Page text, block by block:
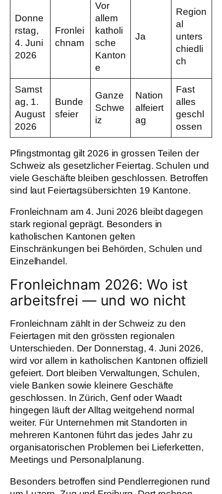
Donne
rstag,
4. Juni
2026
Fronlei
chnam
Vor
allem
katholi
sche
Kanton
e
Ja
Region
al
unters
chiedli
ch
Samst
ag, 1.
August
2026
Bunde
sfeier
Ganze
Schwe
iz
Nation
alfeiert
ag
Fast
alles
geschl
ossen
Pfingstmontag gilt 2026 in grossen Teilen der
Schweiz als gesetzlicher Feiertag. Schulen und
viele Geschäfte bleiben geschlossen. Betroffen
sind laut Feiertagsübersichten 19 Kantone.
Fronleichnam am 4. Juni 2026 bleibt dagegen
stark regional geprägt. Besonders in
katholischen Kantonen gelten
Einschränkungen bei Behörden, Schulen und
Einzelhandel.
Fronleichnam 2026: Wo ist
arbeitsfrei — und wo nicht
Fronleichnam zählt in der Schweiz zu den
Feiertagen mit den grössten regionalen
Unterschieden. Der Donnerstag, 4. Juni 2026,
wird vor allem in katholischen Kantonen offiziell
gefeiert. Dort bleiben Verwaltungen, Schulen,
viele Banken sowie kleinere Geschäfte
geschlossen. In Zürich, Genf oder Waadt
hingegen läuft der Alltag weitgehend normal
weiter. Für Unternehmen mit Standorten in
mehreren Kantonen führt das jedes Jahr zu
organisatorischen Problemen bei Lieferketten,
Meetings und Personalplanung.
Besonders betroffen sind Pendlerregionen rund